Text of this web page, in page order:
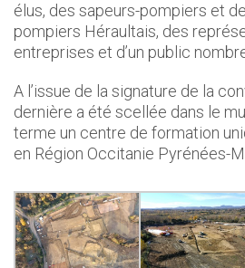
élus, des sapeurs-pompiers et
pompiers Héraultais, des
entreprises et d’un public
A l’issue de la signature de la
dernière a été scellée dans le
terme un centre de formation
en Région Occitanie Pyrénées-